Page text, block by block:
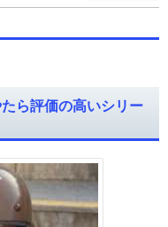
ら評価の高いシリー